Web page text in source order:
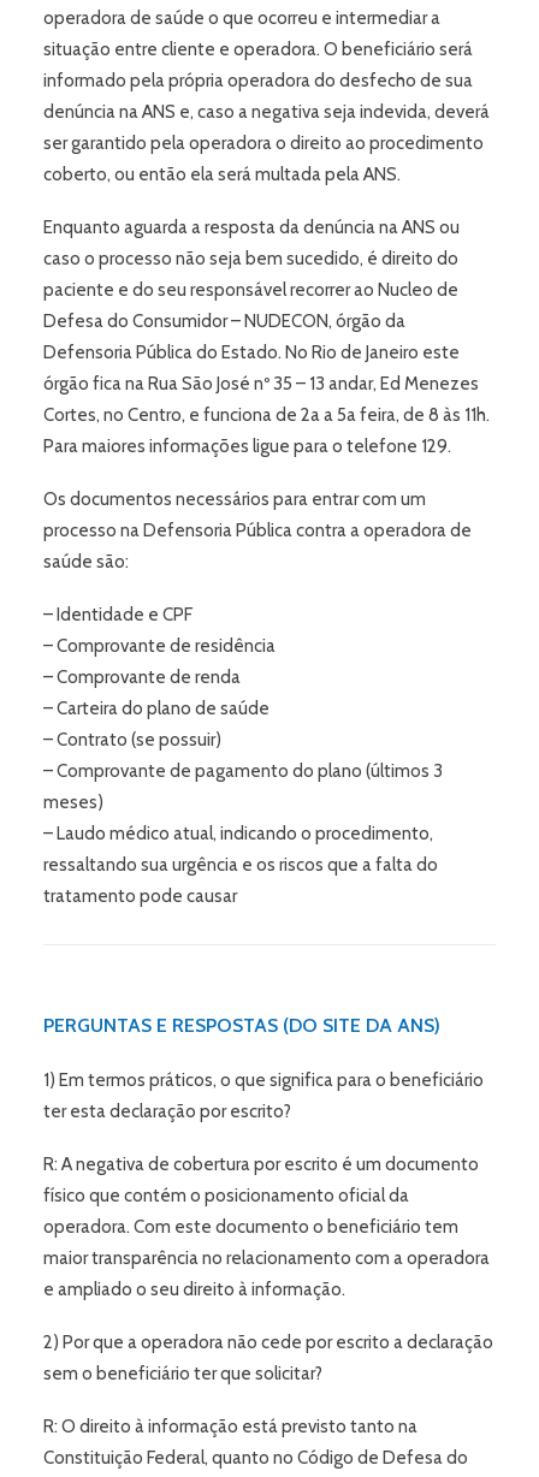
operadora de saúde o que ocorreu e intermediar a
situação entre cliente e operadora. O beneficiário será
informado pela própria operadora do desfecho de sua
denúncia na ANS e, caso a negativa seja indevida, deverá
ser garantido pela operadora o direito ao procedimento
coberto, ou então ela será multada pela ANS.
Enquanto aguarda a resposta da denúncia na ANS ou
caso o processo não seja bem sucedido, é direito do
paciente e do seu responsável recorrer ao Nucleo de
Defesa do Consumidor – NUDECON, órgão da
Defensoria Pública do Estado. No Rio de Janeiro este
órgão fica na Rua São José nº 35 – 13 andar, Ed Menezes
Cortes, no Centro, e funciona de 2a a 5a feira, de 8 às 11h.
Para maiores informações ligue para o telefone 129.
Os documentos necessários para entrar com um
processo na Defensoria Pública contra a operadora de
saúde são:
– Identidade e CPF
– Comprovante de residência
– Comprovante de renda
– Carteira do plano de saúde
– Contrato (se possuir)
– Comprovante de pagamento do plano (últimos 3
meses)
– Laudo médico atual, indicando o procedimento,
ressaltando sua urgência e os riscos que a falta do
tratamento pode causar
PERGUNTAS E RESPOSTAS (DO SITE DA ANS)
1) Em termos práticos, o que significa para o beneficiário
ter esta declaração por escrito?
R: A negativa de cobertura por escrito é um documento
físico que contém o posicionamento oficial da
operadora. Com este documento o beneficiário tem
maior transparência no relacionamento com a operadora
e ampliado o seu direito à informação.
2) Por que a operadora não cede por escrito a declaração
sem o beneficiário ter que solicitar?
R: O direito à informação está previsto tanto na
Constituição Federal, quanto no Código de Defesa do